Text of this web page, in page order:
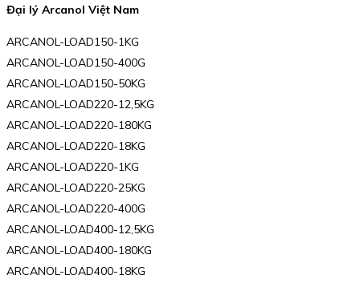
Đại lý Arcanol Việt Nam
ARCANOL-LOAD150-1KG
ARCANOL-LOAD150-400G
ARCANOL-LOAD150-50KG
ARCANOL-LOAD220-12,5KG
ARCANOL-LOAD220-180KG
ARCANOL-LOAD220-18KG
ARCANOL-LOAD220-1KG
ARCANOL-LOAD220-25KG
ARCANOL-LOAD220-400G
ARCANOL-LOAD400-12,5KG
ARCANOL-LOAD400-180KG
ARCANOL-LOAD400-18KG